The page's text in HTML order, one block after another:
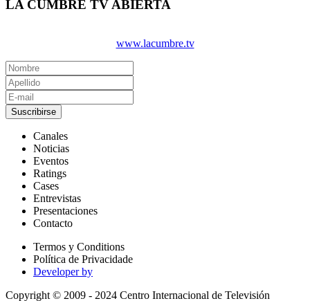
LA CUMBRE TV ABIERTA
www.lacumbre.tv
Suscribirse
Canales
Noticias
Eventos
Ratings
Cases
Entrevistas
Presentaciones
Contacto
Termos y Conditions
Política de Privacidade
Developer by
Copyright © 2009 - 2024 Centro Internacional de Televisión